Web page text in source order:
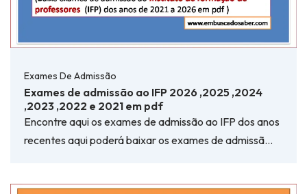
Exames De Admissão
Exames de admissão ao IFP 2026 ,2025 ,2024
,2023 ,2022 e 2021 em pdf
Encontre aqui os exames de admissão ao IFP dos anos
recentes aqui poderá baixar os exames de admissã…